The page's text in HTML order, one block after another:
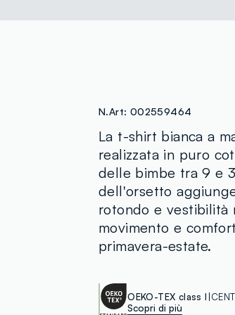
N.Art: 002559464
La t-shirt bianca a
realizzata in puro
delle bimbe tra 9 e
dell'orsetto
rotondo e vestibilità
movimento e
primavera-estate.
OEKO-TEX class I
Scopri di più